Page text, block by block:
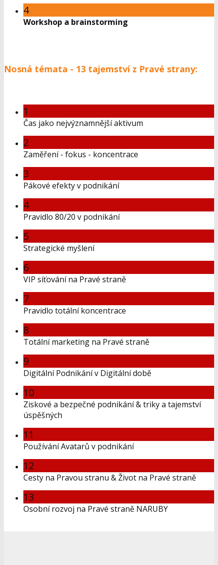
4
Workshop a brainstorming
Nosná témata - 13 tajemství z Pravé strany:
1
Čas jako nejvýznamnější aktivum
2
Zaměření - fokus - koncentrace
3
Pákové efekty v podnikání
4
Pravidlo 80/20 v podnikání
5
Strategické myšlení
6
VIP síťování na Pravé straně
7
Pravidlo totální koncentrace
8
Totální marketing na Pravé straně
9
Digitální Podnikání v Digitální době
10
Ziskové a bezpečné podnikání & triky a tajemství
úspěšných
11
Používání Avatarů v podnikání
12
Cesty na Pravou stranu & Život na Pravé straně
13
Osobní rozvoj na Pravé straně NARUBY